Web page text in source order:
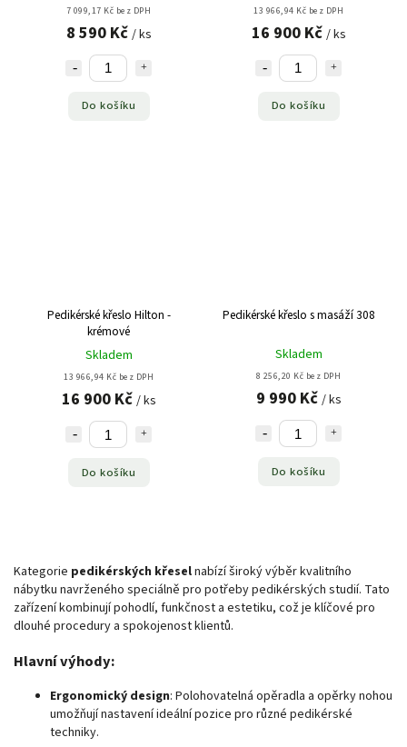
7 099,17 Kč bez DPH
8 590 Kč / ks
Do košíku
13 966,94 Kč bez DPH
16 900 Kč / ks
Do košíku
Pedikérské křeslo Hilton -
krémové
Skladem
13 966,94 Kč bez DPH
16 900 Kč / ks
Do košíku
Pedikérské křeslo s masáží 308
Skladem
8 256,20 Kč bez DPH
9 990 Kč / ks
Do košíku
Kategorie pedikérských křeselnabízí široký výběr kvalitního
nábytku navrženého speciálně pro potřeby pedikérských studií. Tato
zařízení kombinují pohodlí, funkčnost a estetiku, což je klíčové pro
dlouhé procedury a spokojenost klientů.
Hlavní výhody:
Ergonomický design: Polohovatelná opěradla a opěrky nohou
umožňují nastavení ideální pozice pro různé pedikérské
techniky.